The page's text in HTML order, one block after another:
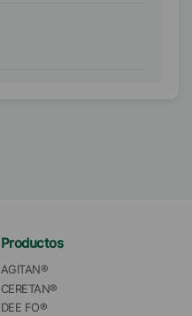
Productos
AGITAN®
CERETAN®
DEE FO®